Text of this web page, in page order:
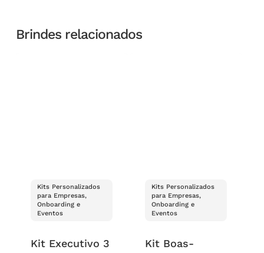
Brindes relacionados
Kits Personalizados
para Empresas,
Onboarding e
Eventos
Kit Executivo 3
Kits Personalizados
para Empresas,
Onboarding e
Eventos
Kit Boas-